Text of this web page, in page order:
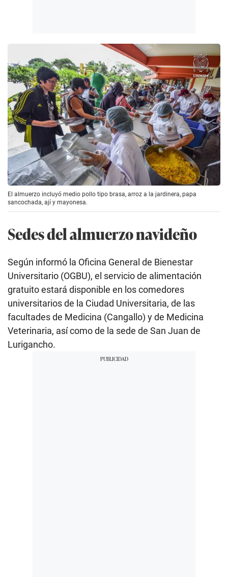
El almuerzo incluyó medio pollo tipo brasa, arroz a la jardinera, papa
sancochada, ají y mayonesa.
Sedes del almuerzo navideño
Según informó la Oficina General de Bienestar
Universitario (OGBU), el servicio de alimentación
gratuito estará disponible en los comedores
universitarios de la Ciudad Universitaria, de las
facultades de Medicina (Cangallo) y de Medicina
Veterinaria, así como de la sede de San Juan de
Lurigancho.